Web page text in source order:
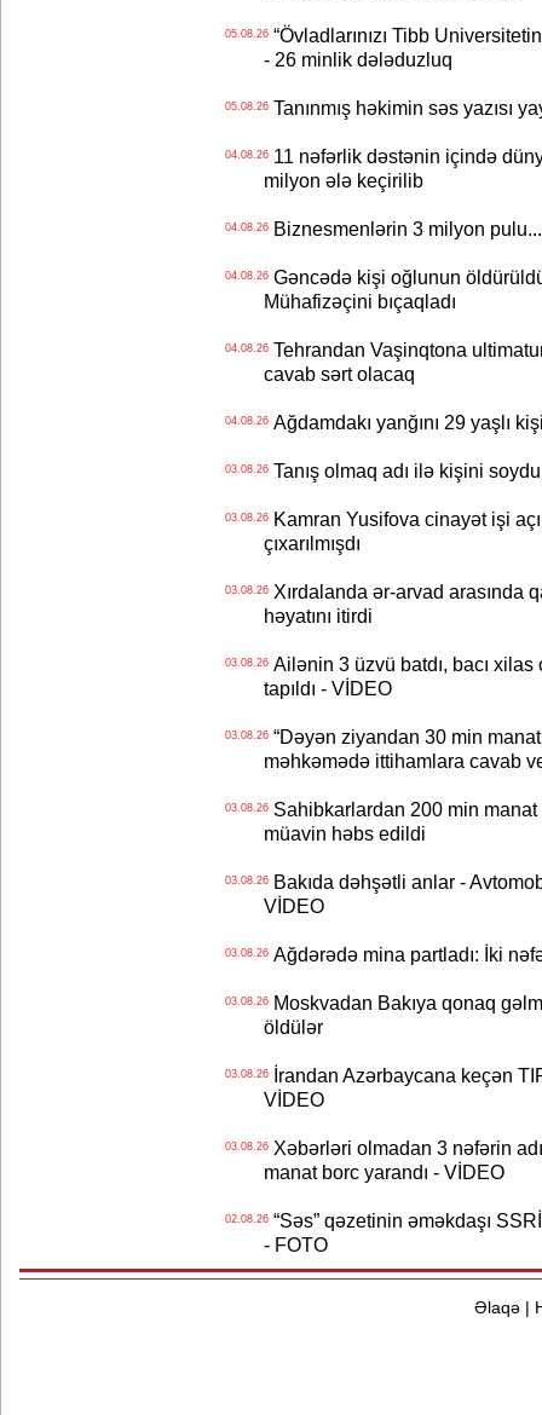
05.08.26“Övladlarınızı Tibb
- 26 minlik dələduzluq
05.08.26Tanınmış həkimin səs yazısı
04.08.2611 nəfərlik dəstənin içində
milyon ələ keçirilib
04.08.26Biznesmenlərin 3 milyon
04.08.26Gəncədə kişi oğlunun
Mühafizəçini bıçaqladı
04.08.26Tehrandan Vaşinqtona
cavab sərt olacaq
04.08.26Ağdamdakı yanğını 29 yaşlı
03.08.26Tanış olmaq adı ilə kişini
03.08.26Kamran Yusifova cinayət işi
çıxarılmışdı
03.08.26Xırdalanda ər-arvad arasında
həyatını itirdi
03.08.26Ailənin 3 üzvü batdı, bacı xilas
tapıldı - VİDEO
03.08.26“Dəyən ziyandan 30 min
məhkəmədə ittihamlara cavab
03.08.26Sahibkarlardan 200 min manat
müavin həbs edildi
03.08.26Bakıda dəhşətli anlar -
VİDEO
03.08.26Ağdərədə mina partladı: İki
03.08.26Moskvadan Bakıya qonaq
öldülər
03.08.26İrandan Azərbaycana keçən
VİDEO
03.08.26Xəbərləri olmadan 3 nəfərin
manat borc yarandı - VİDEO
02.08.26“Səs” qəzetinin əməkdaşı
- FOTO
Əlaqə|